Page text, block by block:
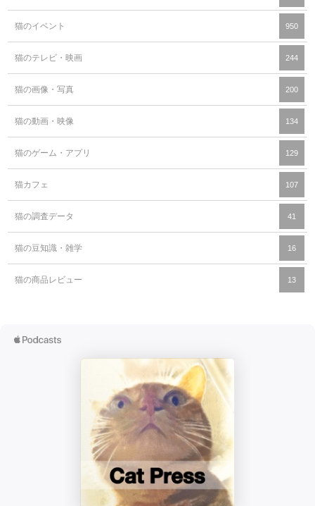
猫のイベント 950
猫のテレビ・映画 244
猫の画像・写真 200
猫の動画・映像 134
猫のゲーム・アプリ 129
猫カフェ 107
猫の調査データ 41
猫の豆知識・雑学 16
猫の商品レビュー 13